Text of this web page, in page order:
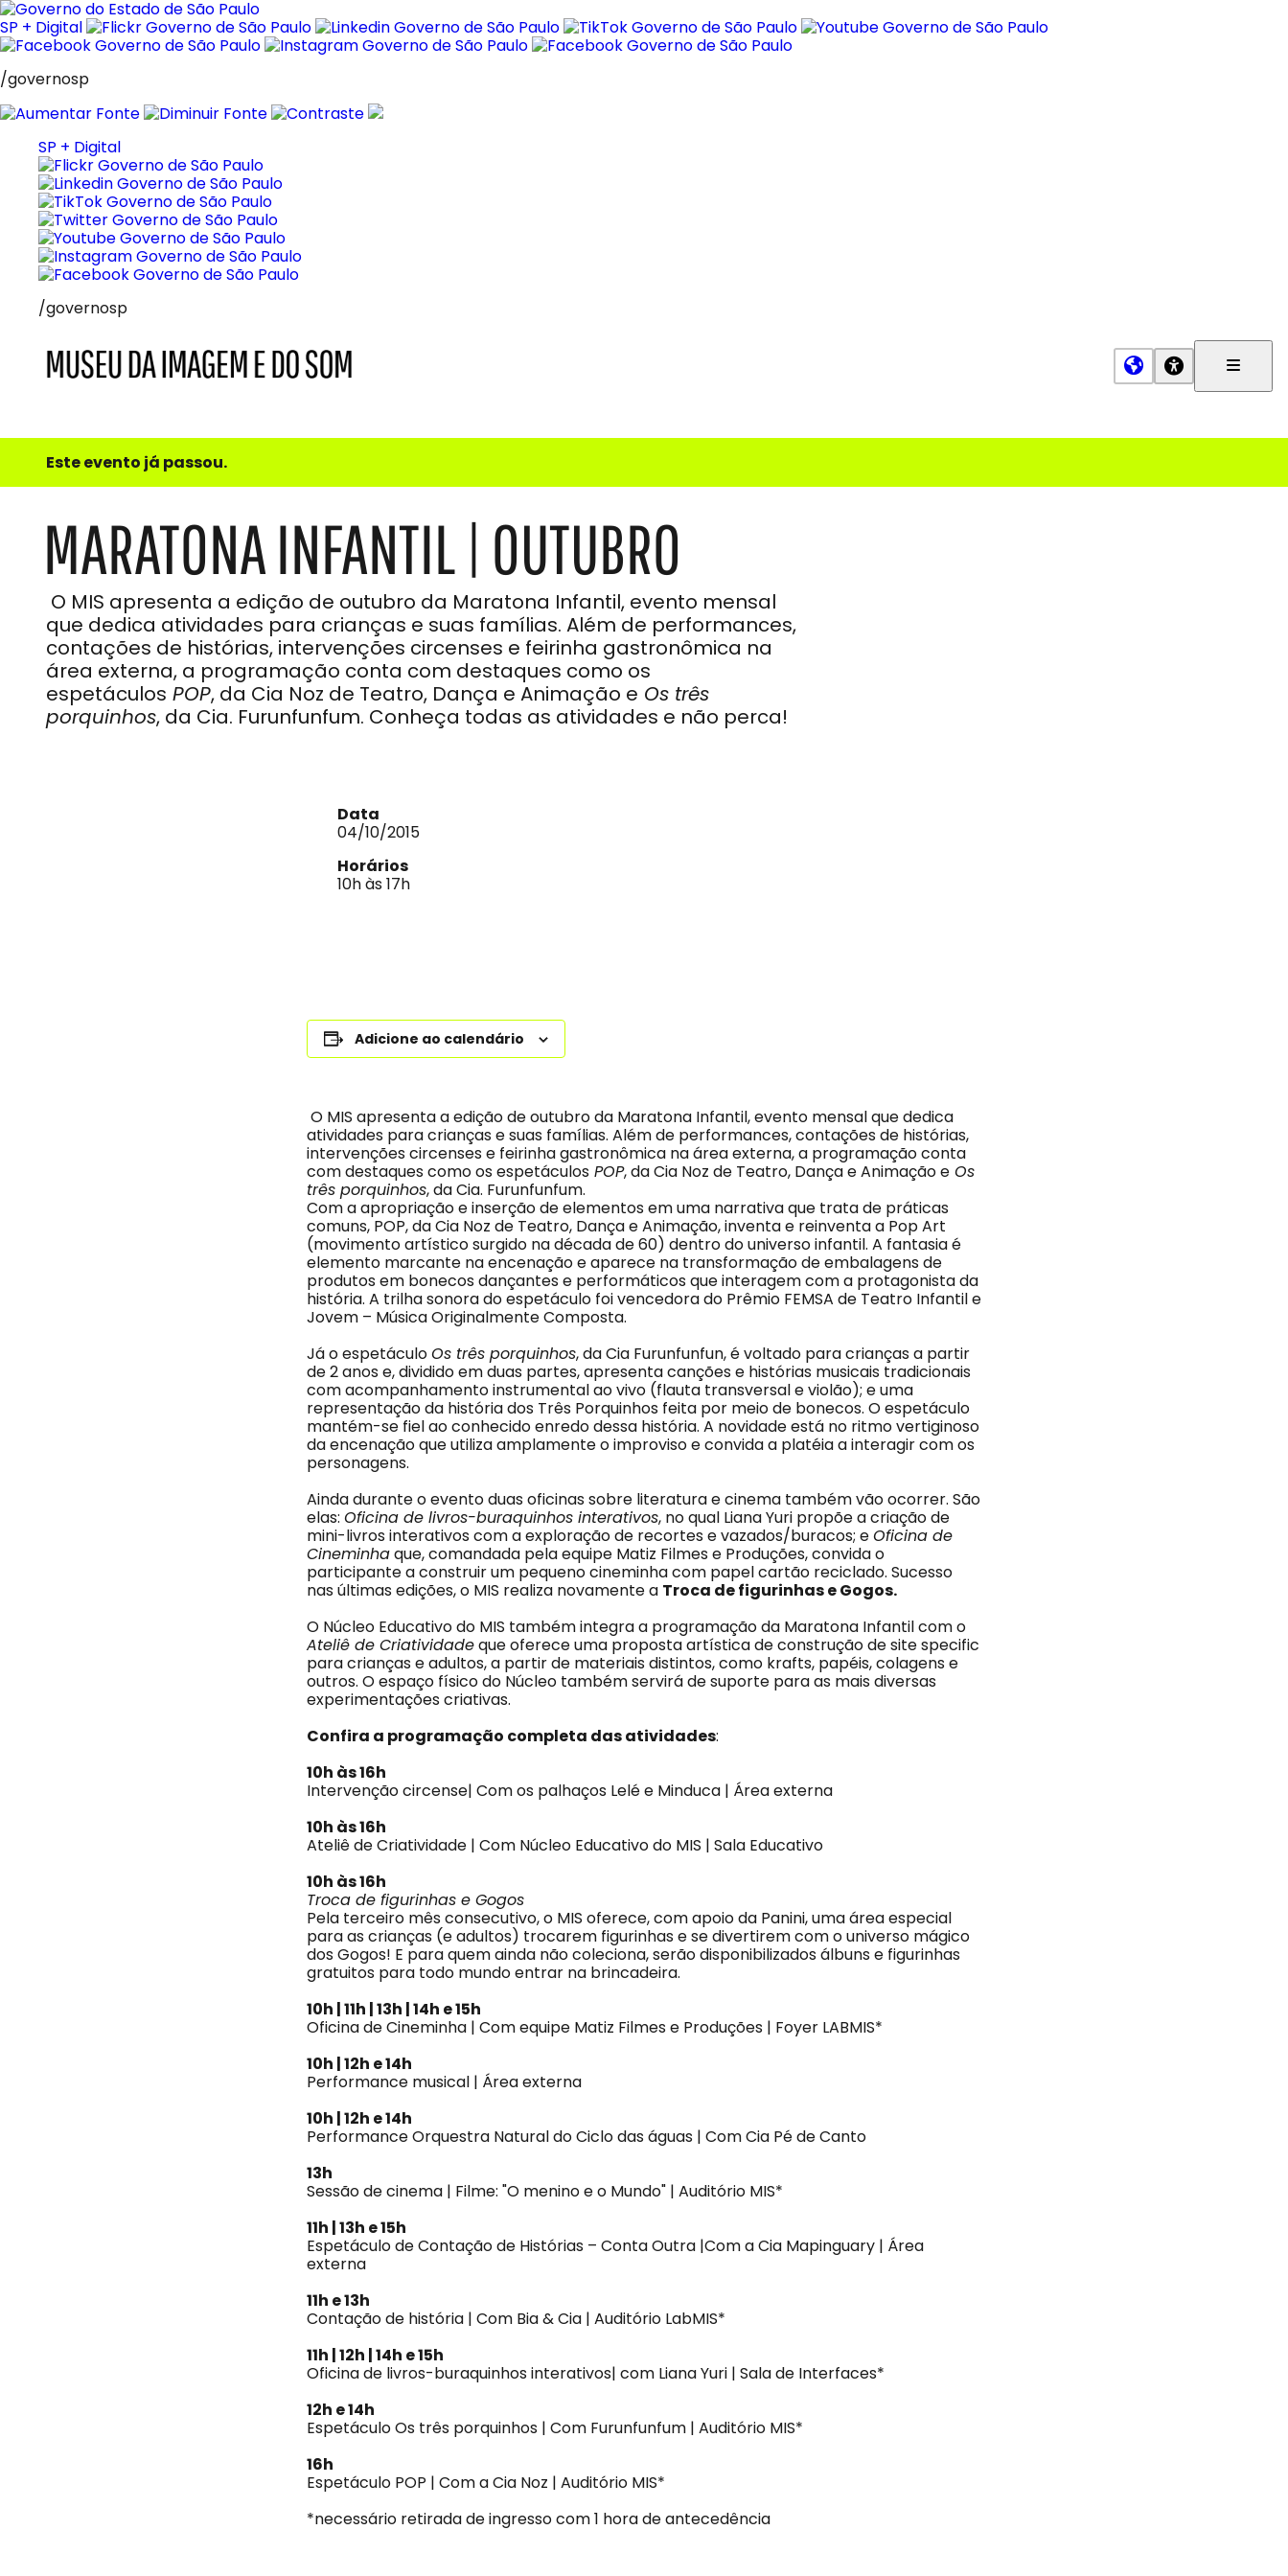
Pular
para
o
SP + Digital
/governosp
SP + Digital
/governosp
e
do
Som
Este evento já passou.
MARATONA INFANTIL | OUTUBRO
O MIS apresenta a edição de outubro da Maratona Infantil, evento mensal
que dedica atividades para crianças e suas famílias. Além de performances,
contações de histórias, intervenções circenses e feirinha gastronômica na
área externa, a programação conta com destaques como os
espetáculos POP, da Cia Noz de Teatro, Dança e Animação e Os três
porquinhos, da Cia. Furunfunfum. Conheça todas as atividades e não perca!
Data
04/10/2015
Horários
10h às 17h
Adicione ao calendário
O MIS apresenta a edição de outubro da Maratona Infantil, evento mensal que dedica
atividades para crianças e suas famílias. Além de performances, contações de histórias,
intervenções circenses e feirinha gastronômica na área externa, a programação conta
com destaques como os espetáculos POP, da Cia Noz de Teatro, Dança e Animação e Os
três porquinhos, da Cia. Furunfunfum.
Com a apropriação e inserção de elementos em uma narrativa que trata de práticas
comuns, POP, da Cia Noz de Teatro, Dança e Animação, inventa e reinventa a Pop Art
(movimento artístico surgido na década de 60) dentro do universo infantil. A fantasia é
elemento marcante na encenação e aparece na transformação de embalagens de
produtos em bonecos dançantes e performáticos que interagem com a protagonista da
história. A trilha sonora do espetáculo foi vencedora do Prêmio FEMSA de Teatro Infantil e
Jovem – Música Originalmente Composta.
Já o espetáculoOs três porquinhos, da Cia Furunfunfun, é voltado para crianças a partir
de 2 anos e, dividido em duas partes, apresenta canções e histórias musicais tradicionais
com acompanhamento instrumental ao vivo (flauta transversal e violão); e uma
representação da história dos Três Porquinhos feita por meio de bonecos. O espetáculo
mantém-se fiel ao conhecido enredo dessa história. A novidade está no ritmo vertiginoso
da encenação que utiliza amplamente o improviso e convida a platéia a interagir com os
personagens.
Ainda durante o evento duas oficinas sobre literatura e cinema também vão ocorrer. São
elas: Oficina de livros-buraquinhos interativos, no qual Liana Yuri propõe a criação de
mini-livros interativos com a exploração de recortes e vazados/buracos; eOficina de
Cineminhaque, comandada pela equipe Matiz Filmes e Produções, convida o
participante a construir um pequeno cineminha com papel cartão reciclado. Sucesso
nas últimas edições, o MIS realiza novamente a Troca de figurinhas e Gogos.
O Núcleo Educativo do MIS também integra a programação da Maratona Infantil com o
Ateliê de Criatividadeque oferece uma proposta artística de construção de site specific
para crianças e adultos, a partir de materiais distintos, como krafts, papéis, colagens e
outros. O espaço físico do Núcleo também servirá de suporte para as mais diversas
experimentações criativas.
Confira a programação completa das atividades:
10h às 16h
Intervenção circense| Com os palhaços Lelé e Minduca | Área externa
10h às 16h
Ateliê de Criatividade | Com Núcleo Educativo do MIS | Sala Educativo
10h às 16h
Troca de figurinhas e Gogos
Pela terceiro mês consecutivo, o MIS oferece, com apoio da Panini, uma área especial
para as crianças (e adultos) trocarem figurinhas e se divertirem com o universo mágico
dos Gogos! E para quem ainda não coleciona, serão disponibilizados álbuns e figurinhas
gratuitos para todo mundo entrar na brincadeira.
10h | 11h | 13h | 14h e 15h
Oficina de Cineminha | Com equipe Matiz Filmes e Produções | Foyer LABMIS*
10h | 12h e 14h
Performance musical | Área externa
10h | 12h e 14h
Performance Orquestra Natural do Ciclo das águas | Com Cia Pé de Canto
13h
Sessão de cinema | Filme: "O menino e o Mundo" | Auditório MIS*
11h | 13h e 15h
Espetáculo de Contação de Histórias – Conta Outra |Com a Cia Mapinguary | Área
externa
11h e 13h
Contação de história | Com Bia & Cia | Auditório LabMIS*
11h | 12h | 14h e 15h
Oficina de livros-buraquinhos interativos| com Liana Yuri | Sala de Interfaces*
12h e 14h
Espetáculo Os três porquinhos | Com Furunfunfum | Auditório MIS*
16h
Espetáculo POP | Com a Cia Noz | Auditório MIS*
*necessário retirada de ingresso com 1 hora de antecedência